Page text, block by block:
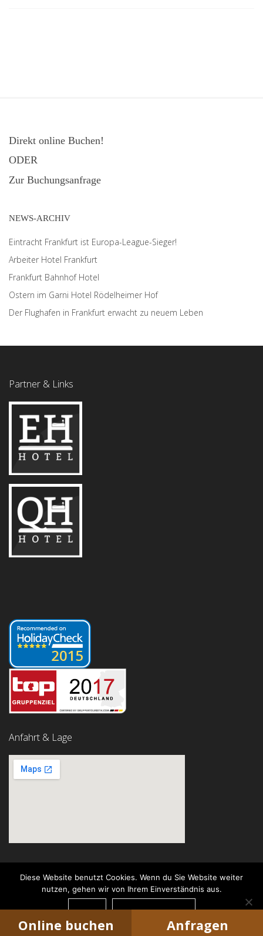
Direkt online Buchen!
ODER
Zur Buchungsanfrage
NEWS-ARCHIV
Eintracht Frankfurt ist Europa-League-Sieger!
Arbeiter Hotel Frankfurt
Frankfurt Bahnhof Hotel
Ostern im Garni Hotel Rödelheimer Hof
Der Flughafen in Frankfurt erwacht zu neuem Leben
Partner & Links
Anfahrt & Lage
© Garni Hotel Rödelheimer Hof
Concept by
Institut für
Internetmarketing
Diese Website benutzt Cookies. Wenn du Sie Website weiter
nutzen, gehen wir von Ihrem Einverständnis aus.